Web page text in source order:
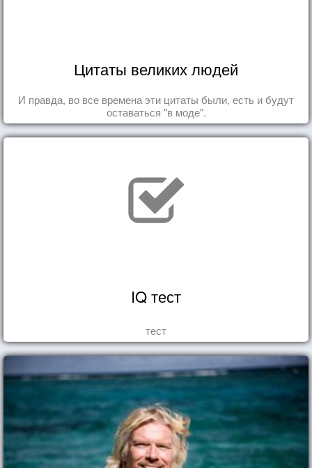
Цитаты великих людей
И правда, во все времена эти цитаты были, есть и будут
оставаться "в моде".
IQ тест
тест